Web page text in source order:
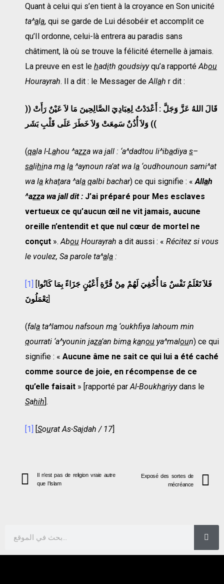
Quant à celui qui s’en tient à la croyance en Son unicité
ta^ala, qui se garde de Lui désobéir et accomplit ce
qu’Il ordonne, celui-là entrera au paradis sans
châtiment, là où se trouve la félicité éternelle à jamais.
La preuve en est le hadith qoudsiyyqu’a rapportéAbou
Hourayrah. Il a dit : le Messager deAllah r dit :
))
وَلاَ أُذُنٌ سَمِعَتْ وَلاَ خَطَرَ عَلَى قَلْبِ بَشَر ((
(qala l-Lahou ^azza wa jall : ‘a^dadtou li^ibadiya s–
salihina ma la ^aynoun ra’at wa la ‘oudhounoun sami^at
wa la khatara ^ala qalbi bachar) ce qui signifie : «Allah
^azza wa jall dit : J’ai préparé pour Mes esclaves
vertueux ce qu’aucun œil ne vit jamais, aucune
oreille n’entendit et que nul cœur de mortel ne
conçut ».Abou Hourayrah a dit aussi : « Récitez si vous
le voulez, Sa parole ta^ala :
[1] [ فَلاَ تَعْلَمُ نَفْسٌ مَا أُخْفِيَ لَهُمْ مِنْ قُرَّةِ أَعْيُنٍ جَزَاءً بِمَا كَانُوا
يَعْمَلُونَ]
(fala ta^lamou nafsoun ma ‘oukhfiya lahoum min
qourrati ‘a^younin jaza’an bima kanou ya^maloun) ce qui
signifie : « Aucune âme ne sait ce qui lui a été caché
comme source de joie, en récompense de ce
qu’elle faisait » [rapporté parAl-Boukhariyydans le
Sahih].
[1] [Sourat As-Sajdah / 17]
Il n’est pas de religion vraie autre
que l’Islam
Exposé des sortes de
mécréance